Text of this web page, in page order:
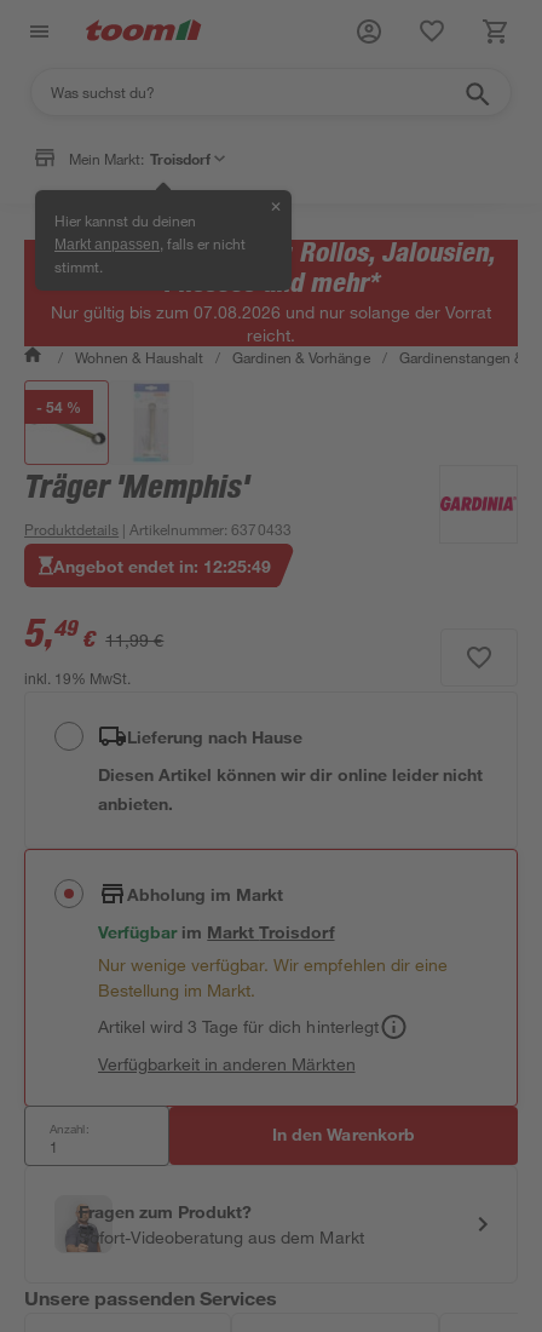
Mein Markt: Troisdorf
Hier kannst du deinen
Markt anpassen , falls er nicht
stimmt.
✕
Bis zu 65 % reduziert: Rollos, Jalousien,
Plissees und mehr*
Nur gültig bis zum 07.08.2026 und nur solange der Vorrat
reicht.
/ Wohnen & Haushalt / Gardinen & Vorhänge / Gardinenstangen &
- 54 %
Träger 'Memphis'
Produktdetails | Artikelnummer:6370433
Angebot endet in: 12:25:48
5,49 € 11,99 €
inkl. 19% MwSt.
Lieferung nach Hause
Diesen Artikel können wir dir online leider nicht
anbieten.
Abholung im Markt
Verfügbar im MarktTroisdorf
Nur wenige verfügbar. Wir empfehlen dir eine
Bestellung im Markt.
Artikel wird 3 Tage für dich hinterlegt
Verfügbarkeit in anderen Märkten
Anzahl: In den Warenkorb
Fragen zum Produkt?
Sofort-Videoberatung aus dem Markt
Unsere passenden Services